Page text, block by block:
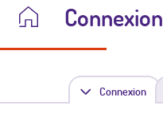
Connexion
Connexion(